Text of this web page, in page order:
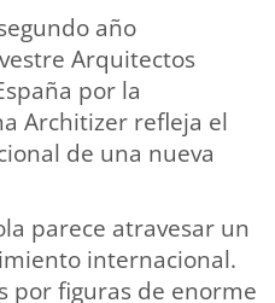
año
Arquitectos
por la
Architizer refleja el
de una nueva
parece atravesar un
internacional.
por figuras de enorme